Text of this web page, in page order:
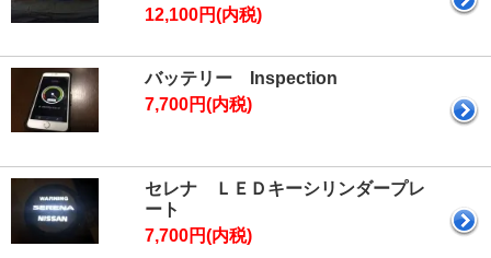
12,100円(内税)
バッテリー Inspection
7,700円(内税)
セレナ ＬＥＤキーシリンダープレ
ート
7,700円(内税)